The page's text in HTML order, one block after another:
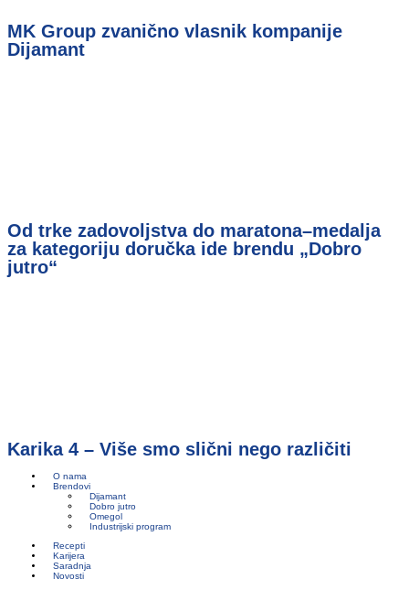
MK Group zvanično vlasnik kompanije
Dijamant
Od trke zadovoljstva do maratona–medalja
za kategoriju doručka ide brendu „Dobro
jutro“
Karika 4 – Više smo slični nego različiti
O nama
Brendovi
Dijamant
Dobro jutro
Omegol
Industrijski program
Recepti
Karijera
Saradnja
Novosti